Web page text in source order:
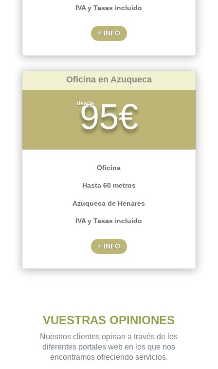
IVA y Tasas incluido
+ INFO
Oficina en Azuqueca
desde
95€
Oficina
Hasta 60 metros
Azuqueca de Henares
IVA y Tasas incluido
+ INFO
VUESTRAS OPINIONES
Nuestros clientes opinan a través de los
diferentes portales web en los que nos
encontramos ofreciendo servicios.